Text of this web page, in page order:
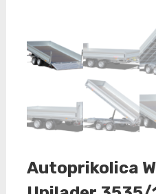
Autoprikolica